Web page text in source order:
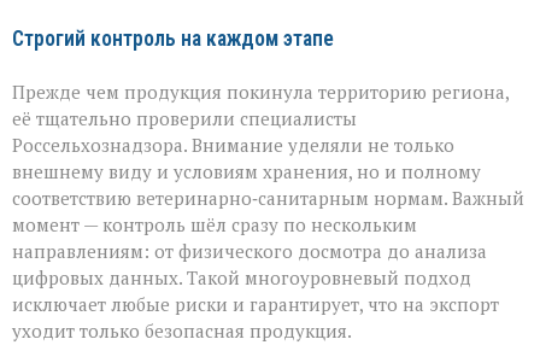
Строгий контроль на каждом этапе
Прежде чем продукция покинула территорию региона,
её тщательно проверили специалисты
Россельхознадзора. Внимание уделяли не только
внешнему виду и условиям хранения, но и полному
соответствию ветеринарно‑санитарным нормам. Важный
момент — контроль шёл сразу по нескольким
направлениям: от физического досмотра до анализа
цифровых данных. Такой многоуровневый подход
исключает любые риски и гарантирует, что на экспорт
уходит только безопасная продукция.